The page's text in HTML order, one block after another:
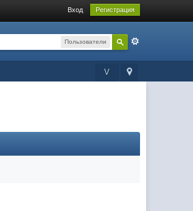
Вход Регистрация
Пользователи
V